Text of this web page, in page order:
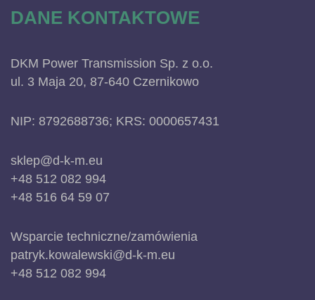
DANE KONTAKTOWE
DKM Power Transmission Sp. z o.o.
ul. 3 Maja 20, 87-640 Czernikowo
NIP: 8792688736; KRS: 0000657431
sklep@d-k-m.eu
+48 512 082 994
+48 516 64 59 07
Wsparcie techniczne/zamówienia
patryk.kowalewski@d-k-m.eu
+48 512 082 994